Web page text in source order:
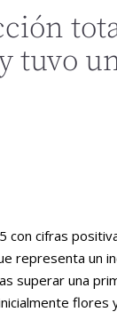
tuvo
cifras
representa un
superar una
flores